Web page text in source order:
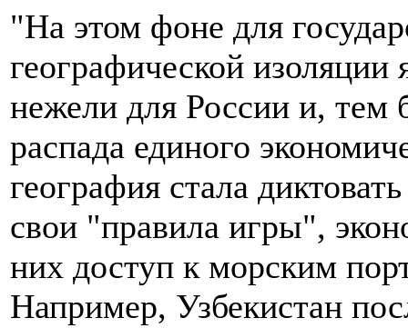
"На этом фоне для
географической изоляции
нежели для России и, тем
распада единого
география стала
свои "правила игры",
них доступ к морским
Например, Узбекистан